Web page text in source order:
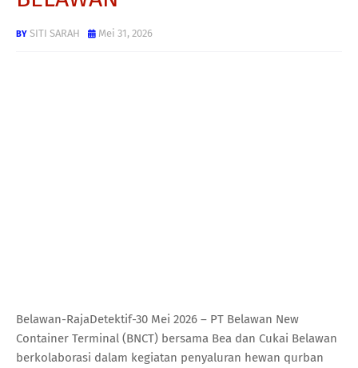
SITI SARAH Mei 31, 2026
Belawan-RajaDetektif-30 Mei 2026 – PT Belawan New
Container Terminal (BNCT) bersama Bea dan Cukai Belawan
berkolaborasi dalam kegiatan penyaluran hewan qurban